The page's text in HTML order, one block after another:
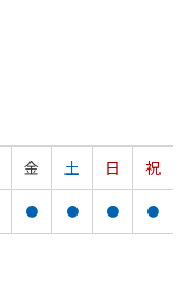
金 土 日
祝
● ● ● ●